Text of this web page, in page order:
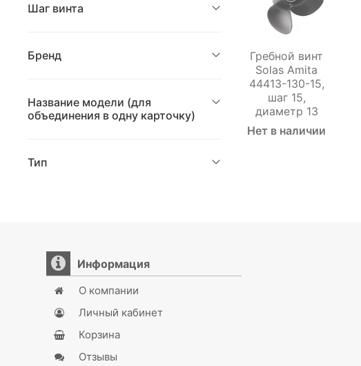
Гребной винт
Solas Amita
44413-130-15,
шаг 15,
диаметр 13
Нет в наличии
Шаг винта
Бренд
Название модели (для
объединения в одну карточку)
Тип
Информация
О компании
Личный кабинет
Корзина
Отзывы